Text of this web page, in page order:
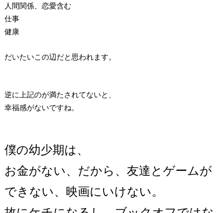
人間関係、恋愛含む
仕事
健康
だいたいこの辺だと思われます。
逆に上記のが満たされてないと、
幸福感がないですね。
僕の幼少期は、
お金がない、だから、友達とゲームが
できない、映画にいけない。